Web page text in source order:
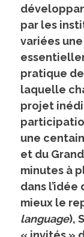
par les
variées
pratique
laquelle
projet
une
et du
minutes à
dans
mieux le
language),